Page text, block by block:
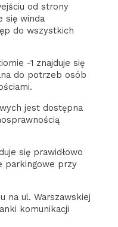
od strony
się winda
do wszystkich
-1 znajduje się
do potrzeb osób
jest dostępna
się prawidłowo
parkingowe przy
na ul. Warszawskiej
komunikacji